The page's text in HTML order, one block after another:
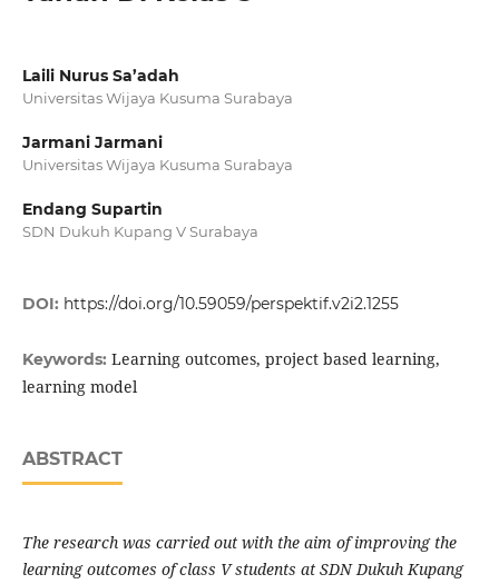
Laili Nurus Sa’adah
Universitas Wijaya Kusuma Surabaya
Jarmani Jarmani
Universitas Wijaya Kusuma Surabaya
Endang Supartin
SDN Dukuh Kupang V Surabaya
DOI: https://doi.org/10.59059/perspektif.v2i2.1255
Keywords: Learning outcomes, project based learning,
learning model
ABSTRACT
The research was carried out with the aim of improving the
learning outcomes of class V students at SDN Dukuh Kupang